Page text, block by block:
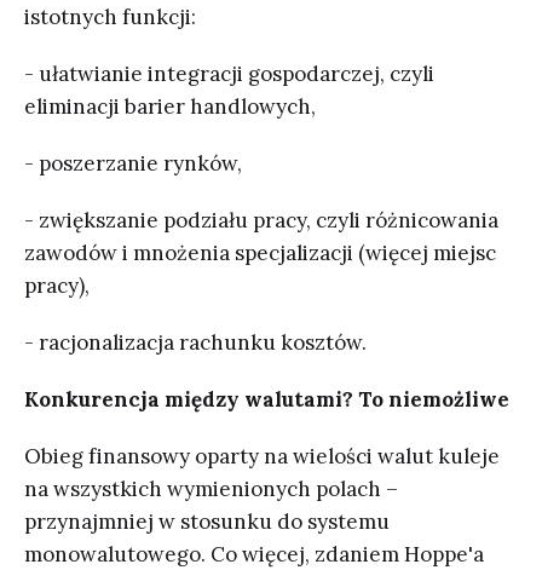
istotnych funkcji:
- ułatwianie integracji gospodarczej, czyli
eliminacji barier handlowych,
- poszerzanie rynków,
- zwiększanie podziału pracy, czyli różnicowania
zawodów i mnożenia specjalizacji (więcej miejsc
pracy),
- racjonalizacja rachunku kosztów.
Konkurencja między walutami? To niemożliwe
Obieg finansowy oparty na wielości walut kuleje
na wszystkich wymienionych polach –
przynajmniej w stosunku do systemu
monowalutowego. Co więcej, zdaniem Hoppe'a